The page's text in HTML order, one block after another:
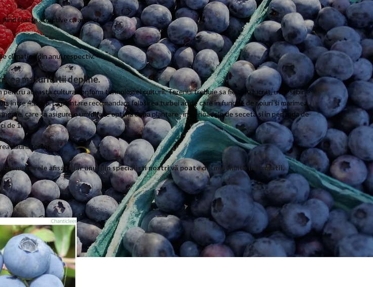
fiind foarte atractive ca aspect.
climatice din anul respectiv.
maturitatii depline.
aceasta cultura conform tehnologiei culturii. Terenul trebuie sa fie bine lucrat, usor si bine
între 4,2-5,6. La plantare recomandam folosirea turbei acide care în functie de soiuri si marimea
care sa asigure o umiditate optima dupa plantare , în perioadele de seceta si in perioada de
de 1l.
daunătorilor.
din numerele afisate iar unul din specialisti nostri vă poate da mai multe informatii.